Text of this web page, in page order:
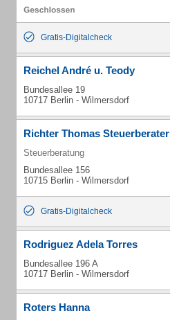
Gratis-Digitalcheck
Reichel André u. Teody
Bundesallee 19
10717 Berlin - Wilmersdorf
Richter Thomas Steuerberater
Steuerberatung
Bundesallee 156
10715 Berlin - Wilmersdorf
Gratis-Digitalcheck
Rodriguez Adela Torres
Bundesallee 196 A
10717 Berlin - Wilmersdorf
Roters Hanna